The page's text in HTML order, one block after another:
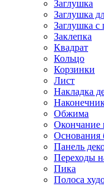
Заглушка
Заглушка
Заглушка
Заклепка
Квадрат
Кольцо
Корзинки
Лист
Накладка
Обжима
Окончание
Основания
Панель
Переходы
Пика
Полоса